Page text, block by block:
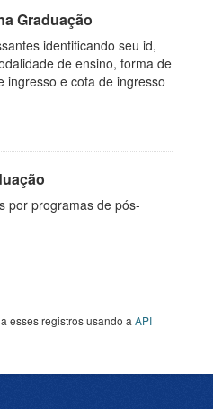
Graduação
identificando seu id,
de ensino, forma de
ingresso e cota de ingresso
por programas de pós-
esses registros usando a API